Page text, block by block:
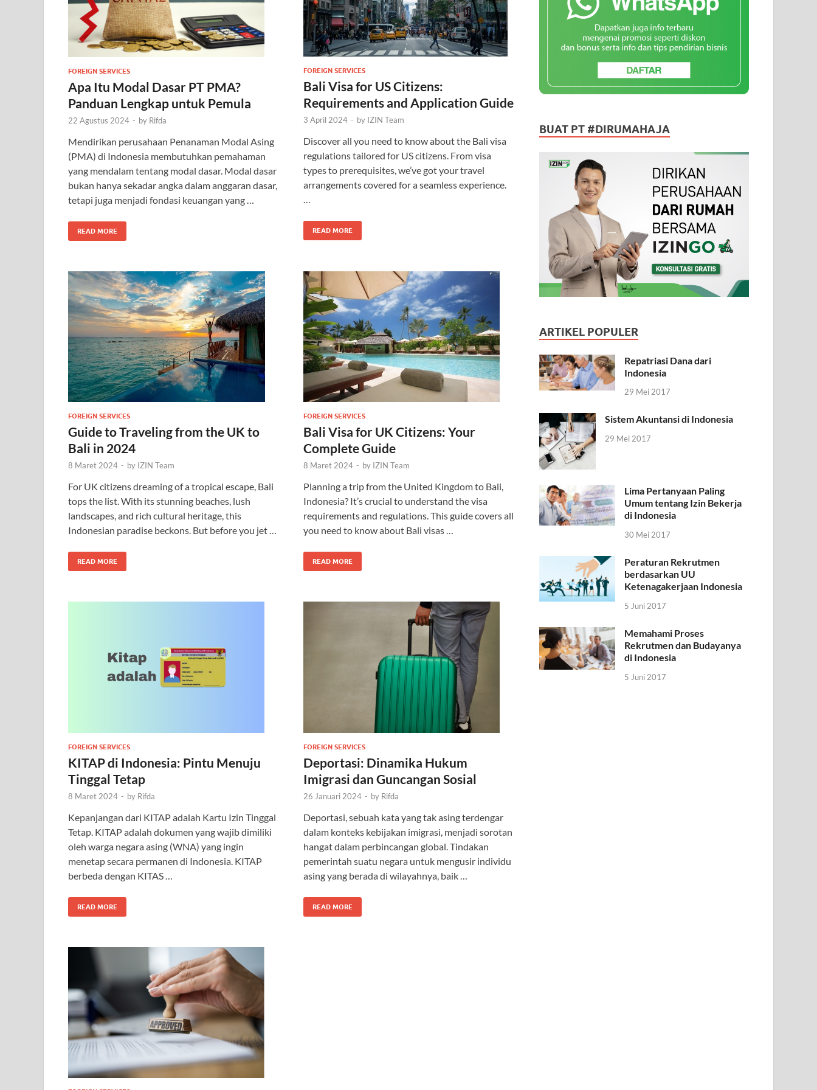
FOREIGN SERVICES
Apa Itu Modal Dasar PT PMA?
Panduan Lengkap untuk Pemula
22 Agustus 2024 - by Rifda
Mendirikan perusahaan Penanaman Modal Asing
(PMA) di Indonesia membutuhkan pemahaman
yang mendalam tentang modal dasar. Modal dasar
bukan hanya sekadar angka dalam anggaran dasar,
tetapi juga menjadi fondasi keuangan yang …
READ MORE
FOREIGN SERVICES
Bali Visa for US Citizens:
Requirements and Application Guide
3 April 2024 - by IZIN Team
Discover all you need to know about the Bali visa
regulations tailored for US citizens. From visa
types to prerequisites, we’ve got your travel
arrangements covered for a seamless experience.
READ MORE
FOREIGN SERVICES
Guide to Traveling from the UK to
Bali in 2024
8 Maret 2024 - by IZIN Team
For UK citizens dreaming of a tropical escape, Bali
tops the list. With its stunning beaches, lush
landscapes, and rich cultural heritage, this
Indonesian paradise beckons. But before you jet …
READ MORE
FOREIGN SERVICES
Bali Visa for UK Citizens: Your
Complete Guide
8 Maret 2024 - by IZIN Team
Planning a trip from the United Kingdom to Bali,
Indonesia? It’s crucial to understand the visa
requirements and regulations. This guide covers all
you need to know about Bali visas …
READ MORE
FOREIGN SERVICES
KITAP di Indonesia: Pintu Menuju
Tinggal Tetap
8 Maret 2024 - by Rifda
Kepanjangan dari KITAP adalah Kartu Izin Tinggal
Tetap. KITAP adalah dokumen yang wajib dimiliki
oleh warga negara asing (WNA) yang ingin
menetap secara permanen di Indonesia. KITAP
berbeda dengan KITAS …
READ MORE
FOREIGN SERVICES
Deportasi: Dinamika Hukum
Imigrasi dan Guncangan Sosial
26 Januari 2024 - by Rifda
Deportasi, sebuah kata yang tak asing terdengar
dalam konteks kebijakan imigrasi, menjadi sorotan
hangat dalam perbincangan global. Tindakan
pemerintah suatu negara untuk mengusir individu
asing yang berada di wilayahnya, baik …
READ MORE
BUAT PT #DIRUMAHAJA
ARTIKEL POPULER
Repatriasi Dana dari
Indonesia
29 Mei 2017
Sistem Akuntansi di Indonesia
29 Mei 2017
Lima Pertanyaan Paling
Umum tentang Izin Bekerja
di Indonesia
30 Mei 2017
Peraturan Rekrutmen
berdasarkan UU
Ketenagakerjaan Indonesia
5 Juni 2017
Memahami Proses
Rekrutmen dan Budayanya
di Indonesia
5 Juni 2017